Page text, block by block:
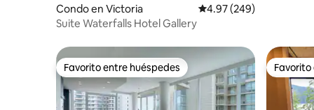
Condo en Victoria Calificación promedio:
4.97 (249)
Suite Waterfalls Hotel Gallery
Favorito entre huéspedes
Favorito entre huéspedes Favorito